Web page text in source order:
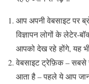
आप अपनी वेबसाइट पर
विज्ञापन लोगों के लेटेर-
आपको देख रहे होंगे, यह
वेबसाइट ट्रेफ़िक – सबसे
आता है – पहले ये आप